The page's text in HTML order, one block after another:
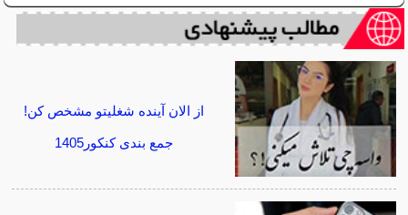
از الان آینده شغلیتو مشخص کن!
جمع بندی کنکور1405